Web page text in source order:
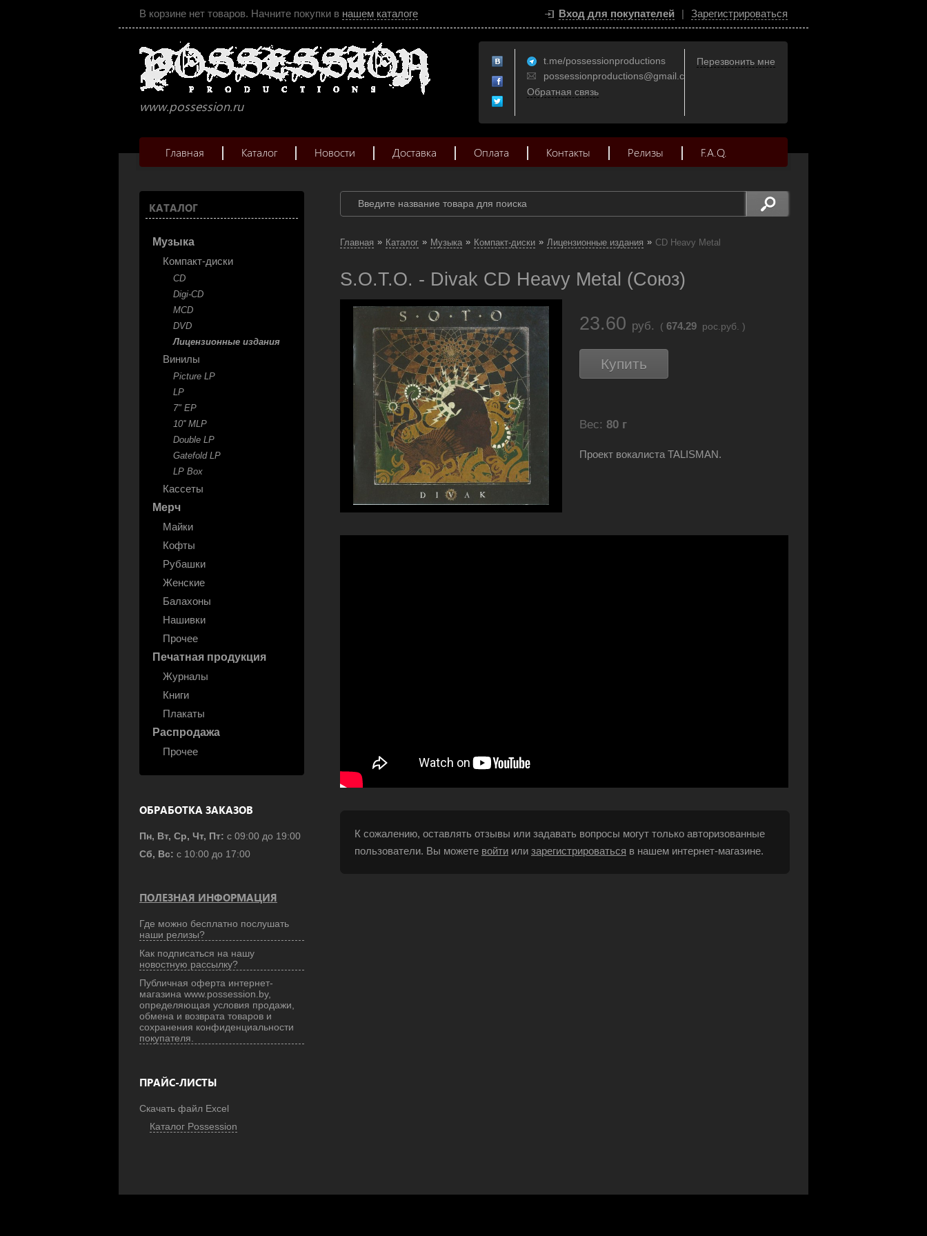
В корзине нет товаров. Начните покупки в нашем каталоге Вход для покупателей | Зарегистрироваться
www.possession.ru
t.me/possessionproductions
possessionproductions@gmail.com
Обратная связь
Перезвонить мне
Главная Каталог Новости Доставка Оплата Контакты Релизы F.A.Q.
КАТАЛОГ
Музыка
Компакт-диски
CD
Digi-CD
MCD
DVD
Лицензионные издания
Винилы
Picture LP
LP
7" EP
10'' MLP
Double LP
Gatefold LP
LP Box
Кассеты
Мерч
Майки
Кофты
Рубашки
Женские
Балахоны
Нашивки
Прочее
Печатная продукция
Журналы
Книги
Плакаты
Распродажа
Прочее
ОБРАБОТКА ЗАКАЗОВ
Пн, Вт, Ср, Чт, Пт: с 09:00 до 19:00
Сб, Вс: с 10:00 до 17:00
ПОЛЕЗНАЯ ИНФОРМАЦИЯ
Где можно бесплатно послушать
наши релизы?
Как подписаться на нашу
новостную рассылку?
Публичная оферта интернет-
магазина www.possession.by,
определяющая условия продажи,
обмена и возврата товаров и
сохранения конфиденциальности
покупателя.
ПРАЙС-ЛИСТЫ
Скачать файл Excel
Каталог Possession
Главная » Каталог » Музыка » Компакт-диски » Лицензионные издания » CD Heavy Metal
S.O.T.O. - Divak CD Heavy Metal (Союз)
23.60 руб. ( 674.29 рос.руб. )
Купить
Вес: 80 г
Проект вокалиста TALISMAN.
К сожалению, оставлять отзывы или задавать вопросы могут только авторизованные
пользователи. Вы можете войти или зарегистрироваться в нашем интернет-магазине.